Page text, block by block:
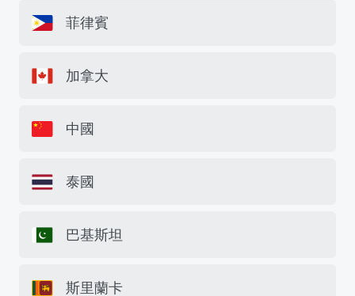
菲律賓
加拿大
中國
泰國
巴基斯坦
斯里蘭卡